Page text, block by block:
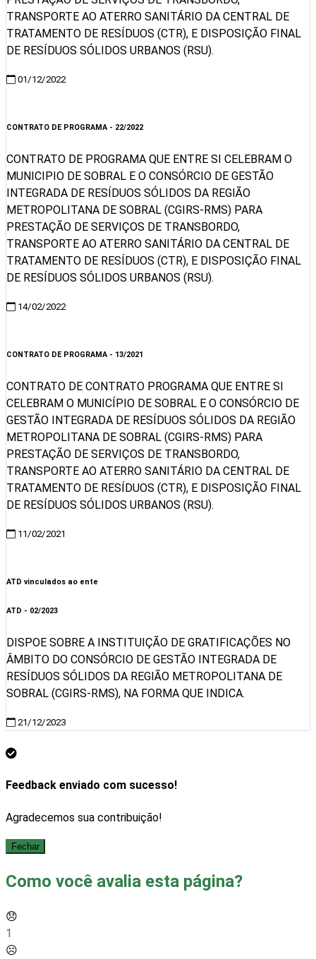
TRANSPORTE AO ATERRO SANITÁRIO DA CENTRAL DE
TRATAMENTO DE RESÍDUOS (CTR), E DISPOSIÇÃO FINAL
DE RESÍDUOS SÓLIDOS URBANOS (RSU).
01/12/2022
CONTRATO DE PROGRAMA - 22/2022
CONTRATO DE PROGRAMA QUE ENTRE SI CELEBRAM O
MUNICIPIO DE SOBRAL E O CONSÓRCIO DE GESTÃO
INTEGRADA DE RESÍDUOS SÓLIDOS DA REGIÃO
METROPOLITANA DE SOBRAL (CGIRS-RMS) PARA
PRESTAÇÃO DE SERVIÇOS DE TRANSBORDO,
TRANSPORTE AO ATERRO SANITÁRIO DA CENTRAL DE
TRATAMENTO DE RESÍDUOS (CTR), E DISPOSIÇÃO FINAL
DE RESÍDUOS SÓLIDOS URBANOS (RSU).
14/02/2022
CONTRATO DE PROGRAMA - 13/2021
CONTRATO DE CONTRATO PROGRAMA QUE ENTRE SI
CELEBRAM O MUNICÍPIO DE SOBRAL E O CONSÓRCIO DE
GESTÃO INTEGRADA DE RESÍDUOS SÓLIDOS DA REGIÃO
METROPOLITANA DE SOBRAL (CGIRS-RMS) PARA
PRESTAÇÃO DE SERVIÇOS DE TRANSBORDO,
TRANSPORTE AO ATERRO SANITÁRIO DA CENTRAL DE
TRATAMENTO DE RESÍDUOS (CTR), E DISPOSIÇÃO FINAL
DE RESÍDUOS SÓLIDOS URBANOS (RSU).
11/02/2021
ATD vinculados ao ente
ATD - 02/2023
DISPOE SOBRE A INSTITUIÇÃO DE GRATIFICAÇÕES NO
ÂMBITO DO CONSÓRCIO DE GESTÃO INTEGRADA DE
RESÍDUOS SÓLIDOS DA REGIÃO METROPOLITANA DE
SOBRAL (CGIRS-RMS), NA FORMA QUE INDICA.
21/12/2023
Feedback enviado com sucesso!
Agradecemos sua contribuição!
Fechar
Como você avalia esta página?
😞
1
☹️